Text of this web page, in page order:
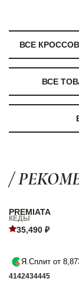
ВСЕ
ВСЕ
/
PREMIATA
КЕДЫ
35,490 ₽
Я.Сплит от
4142434445